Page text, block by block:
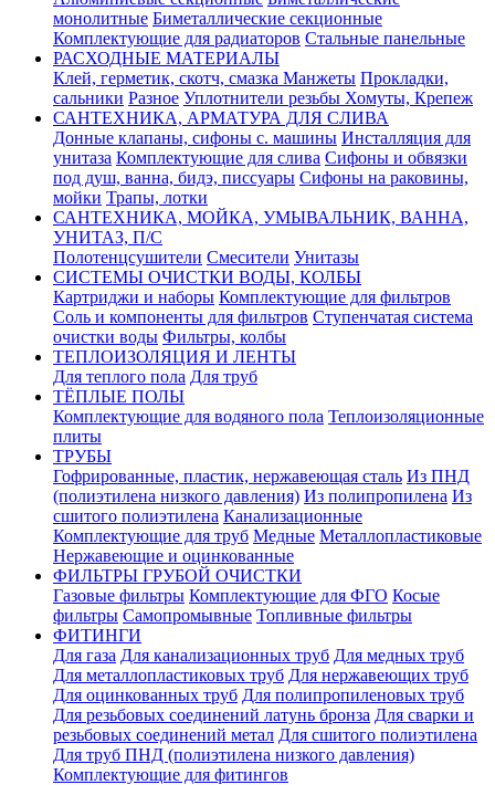
монолитные Биметаллические секционные
Комплектующие для радиаторов Стальные панельные
РАСХОДНЫЕ МАТЕРИАЛЫ
Клей, герметик, скотч, смазка Манжеты Прокладки,
сальники Разное Уплотнители резьбы Хомуты, Крепеж
САНТЕХНИКА, АРМАТУРА ДЛЯ СЛИВА
Донные клапаны, сифоны с. машины Инсталляция для
унитаза Комплектующие для слива Сифоны и обвязки
под душ, ванна, бидэ, писсуары Сифоны на раковины,
мойки Трапы, лотки
САНТЕХНИКА, МОЙКА, УМЫВАЛЬНИК, ВАННА,
УНИТАЗ, П/С
Полотенцсушители Смесители Унитазы
СИСТЕМЫ ОЧИСТКИ ВОДЫ, КОЛБЫ
Картриджи и наборы Комплектующие для фильтров
Соль и компоненты для фильтров Ступенчатая система
очистки воды Фильтры, колбы
ТЕПЛОИЗОЛЯЦИЯ И ЛЕНТЫ
Для теплого пола Для труб
ТЁПЛЫЕ ПОЛЫ
Комплектующие для водяного пола Теплоизоляционные
плиты
ТРУБЫ
Гофрированные, пластик, нержавеющая сталь Из ПНД
(полиэтилена низкого давления) Из полипропилена Из
сшитого полиэтилена Канализационные
Комплектующие для труб Медные Металлопластиковые
Нержавеющие и оцинкованные
ФИЛЬТРЫ ГРУБОЙ ОЧИСТКИ
Газовые фильтры Комплектующие для ФГО Косые
фильтры Самопромывные Топливные фильтры
ФИТИНГИ
Для газа Для канализационных труб Для медных труб
Для металлопластиковых труб Для нержавеющих труб
Для оцинкованных труб Для полипропиленовых труб
Для резьбовых соединений латунь бронза Для сварки и
резьбовых соединений метал Для сшитого полиэтилена
Для труб ПНД (полиэтилена низкого давления)
Комплектующие для фитингов